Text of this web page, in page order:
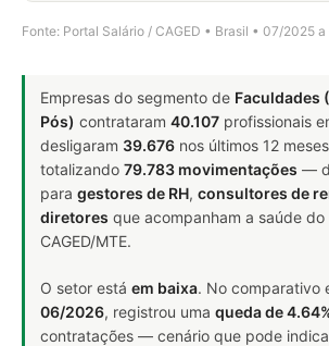
Fonte: Portal Salário / CAGED • Brasil • 07/2025
Empresas do segmento de Faculdades
Pós) contrataram 40.107 profissionais
desligaram 39.676 nos últimos 12
totalizando 79.783 movimentações —
para gestores de RH, consultores de
diretores que acompanham a saúde do
CAGED/MTE.
O setor está em baixa. No comparativo
06/2026, registrou uma queda de
contratações — cenário que pode